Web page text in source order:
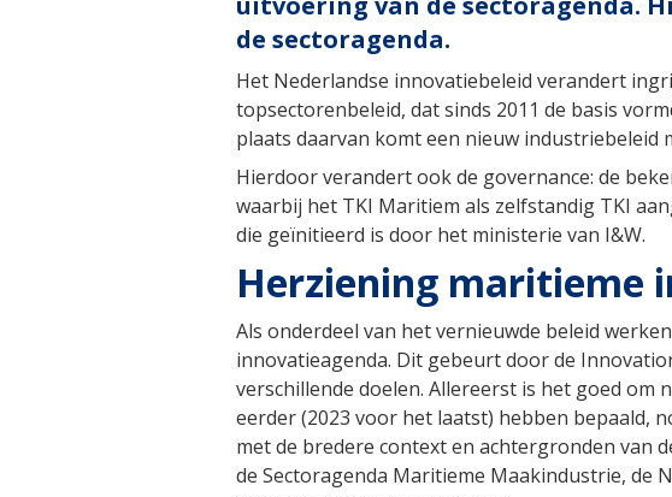
de sectoragenda.
Het Nederlandse innovatiebeleid verandert
topsectorenbeleid, dat sinds 2011 de basis
plaats daarvan komt een nieuw
Hierdoor verandert ook de governance: de
waarbij het TKI Maritiem als zelfstandig TKI
die geïnitieerd is door het ministerie van I&W.
Herziening maritieme
Als onderdeel van het vernieuwde beleid
innovatieagenda. Dit gebeurt door de
verschillende doelen. Allereerst is het goed om
eerder (2023 voor het laatst) hebben bepaald,
met de bredere context en achtergronden van
de Sectoragenda Maritieme Maakindustrie, de